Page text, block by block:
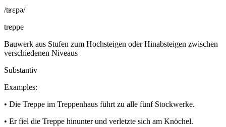
/tʁɛpə/
treppe
Bauwerk aus Stufen zum Hochsteigen oder Hinabsteigen zwischen
verschiedenen Niveaus
Substantiv
Examples:
• Die Treppe im Treppenhaus führt zu alle fünf Stockwerke.
• Er fiel die Treppe hinunter und verletzte sich am Knöchel.